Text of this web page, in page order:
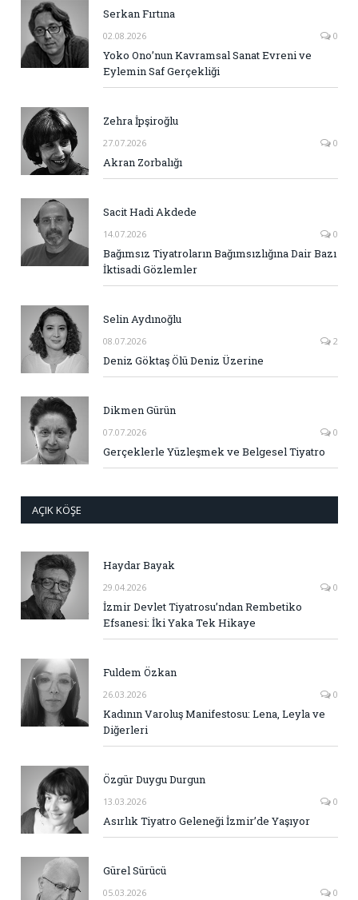
Serkan Fırtına
02.08.2026 0
Yoko Ono’nun Kavramsal Sanat Evreni ve
Eylemin Saf Gerçekliği
Zehra İpşiroğlu
27.07.2026 0
Akran Zorbalığı
Sacit Hadi Akdede
14.07.2026 0
Bağımsız Tiyatroların Bağımsızlığına Dair Bazı
İktisadi Gözlemler
Selin Aydınoğlu
08.07.2026 2
Deniz Göktaş Ölü Deniz Üzerine
Dikmen Gürün
07.07.2026 0
Gerçeklerle Yüzleşmek ve Belgesel Tiyatro
AÇIK KÖŞE
Haydar Bayak
29.04.2026 0
İzmir Devlet Tiyatrosu’ndan Rembetiko
Efsanesi: İki Yaka Tek Hikaye
Fuldem Özkan
26.03.2026 0
Kadının Varoluş Manifestosu: Lena, Leyla ve
Diğerleri
Özgür Duygu Durgun
13.03.2026 0
Asırlık Tiyatro Geleneği İzmir’de Yaşıyor
Gürel Sürücü
05.03.2026 0